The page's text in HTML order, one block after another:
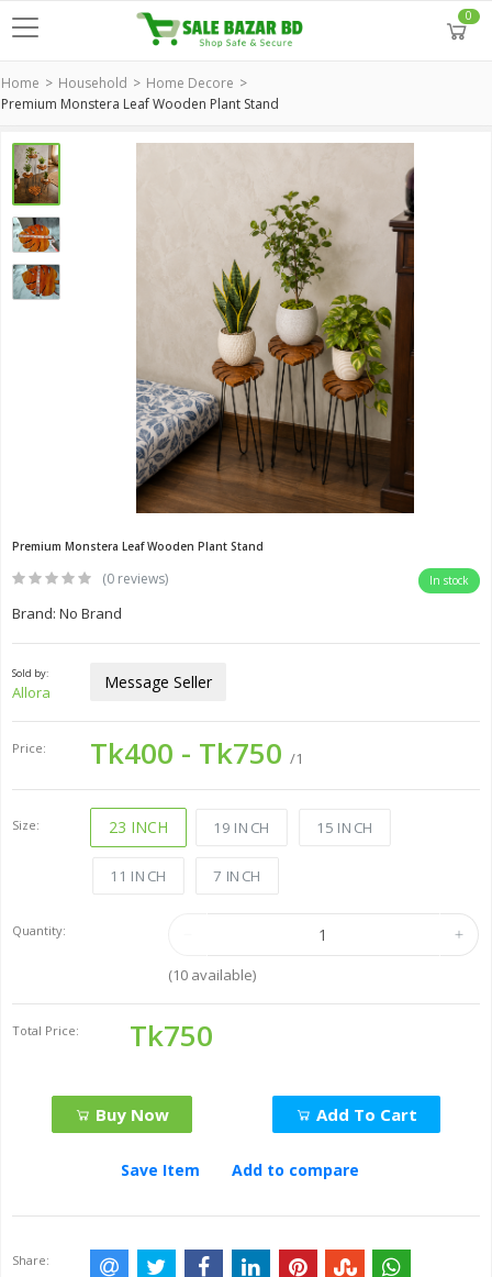
0
Home Household
Home Decore
Premium Monstera Leaf Wooden Plant Stand
Premium Monstera Leaf Wooden Plant Stand
(0 reviews) In stock
Brand: No Brand
Sold by:
Allora Message Seller
Price: Tk400 - Tk750 /1
Size: 23 INCH 19 INCH 15 INCH
11 INCH 7 INCH
Quantity:
(10available)
Total Price: Tk750
Buy Now Add To Cart
Save Item Add to compare
Share: